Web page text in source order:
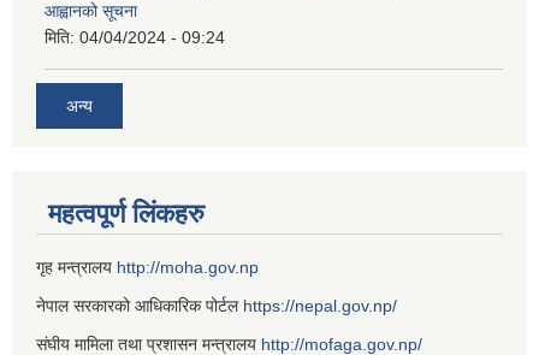
आह्वानको सूचना
मिति: 04/04/2024 - 09:24
अन्य
महत्वपूर्ण लिंकहरु
गृह मन्त्रालय http://moha.gov.np
नेपाल सरकारको आधिकारिक पोर्टल https://nepal.gov.np/
संघीय मामिला तथा प्रशासन मन्त्रालय http://mofaga.gov.np/